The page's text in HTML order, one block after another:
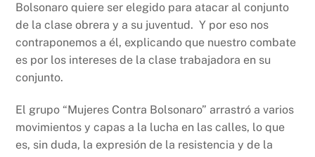
Bolsonaro quiere ser elegido para atacar al conjunto
de la clase obrera y a su juventud. Y por eso nos
contraponemos a él, explicando que nuestro combate
es por los intereses de la clase trabajadora en su
conjunto.
El grupo “Mujeres Contra Bolsonaro” arrastró a varios
movimientos y capas a la lucha en las calles, lo que
es, sin duda, la expresión de la resistencia y de la